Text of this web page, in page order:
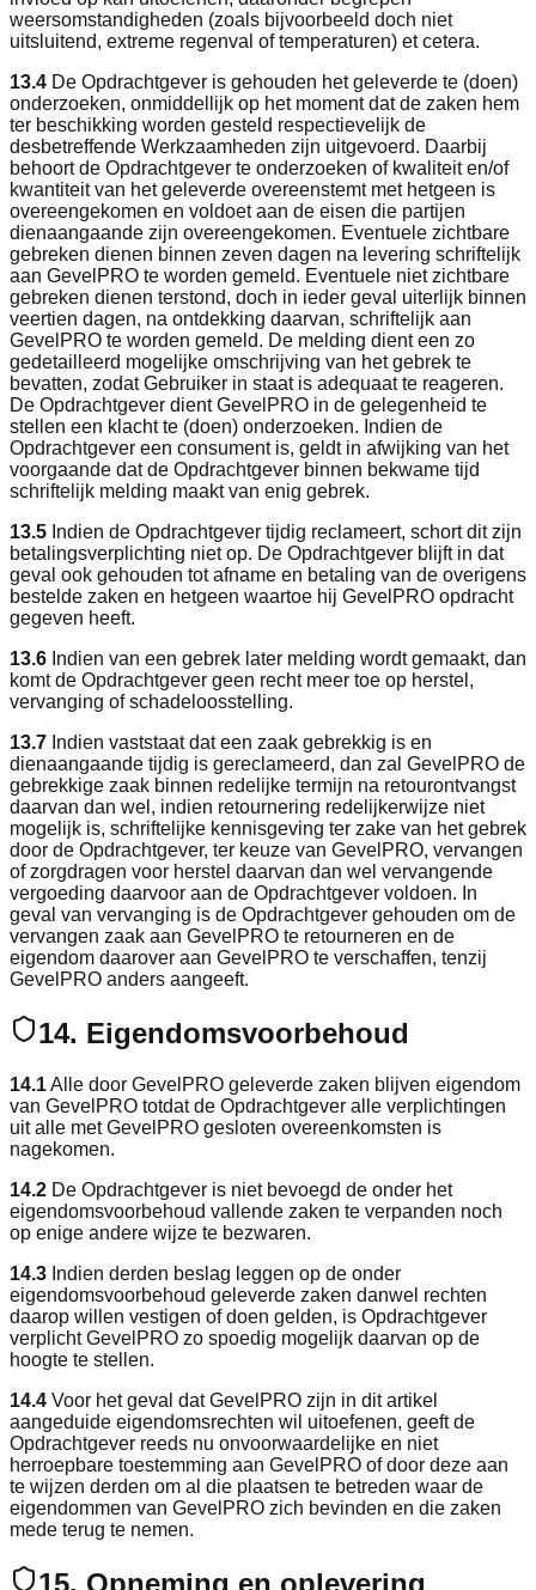
weersomstandigheden (zoals bijvoorbeeld doch niet
uitsluitend, extreme regenval of temperaturen) et cetera.
13.4 De Opdrachtgever is gehouden het geleverde te (doen)
onderzoeken, onmiddellijk op het moment dat de zaken hem
ter beschikking worden gesteld respectievelijk de
desbetreffende Werkzaamheden zijn uitgevoerd. Daarbij
behoort de Opdrachtgever te onderzoeken of kwaliteit en/of
kwantiteit van het geleverde overeenstemt met hetgeen is
overeengekomen en voldoet aan de eisen die partijen
dienaangaande zijn overeengekomen. Eventuele zichtbare
gebreken dienen binnen zeven dagen na levering schriftelijk
aan GevelPRO te worden gemeld. Eventuele niet zichtbare
gebreken dienen terstond, doch in ieder geval uiterlijk binnen
veertien dagen, na ontdekking daarvan, schriftelijk aan
GevelPRO te worden gemeld. De melding dient een zo
gedetailleerd mogelijke omschrijving van het gebrek te
bevatten, zodat Gebruiker in staat is adequaat te reageren.
De Opdrachtgever dient GevelPRO in de gelegenheid te
stellen een klacht te (doen) onderzoeken. Indien de
Opdrachtgever een consument is, geldt in afwijking van het
voorgaande dat de Opdrachtgever binnen bekwame tijd
schriftelijk melding maakt van enig gebrek.
13.5 Indien de Opdrachtgever tijdig reclameert, schort dit zijn
betalingsverplichting niet op. De Opdrachtgever blijft in dat
geval ook gehouden tot afname en betaling van de overigens
bestelde zaken en hetgeen waartoe hij GevelPRO opdracht
gegeven heeft.
13.6 Indien van een gebrek later melding wordt gemaakt, dan
komt de Opdrachtgever geen recht meer toe op herstel,
vervanging of schadeloosstelling.
13.7 Indien vaststaat dat een zaak gebrekkig is en
dienaangaande tijdig is gereclameerd, dan zal GevelPRO de
gebrekkige zaak binnen redelijke termijn na retourontvangst
daarvan dan wel, indien retournering redelijkerwijze niet
mogelijk is, schriftelijke kennisgeving ter zake van het gebrek
door de Opdrachtgever, ter keuze van GevelPRO, vervangen
of zorgdragen voor herstel daarvan dan wel vervangende
vergoeding daarvoor aan de Opdrachtgever voldoen. In
geval van vervanging is de Opdrachtgever gehouden om de
vervangen zaak aan GevelPRO te retourneren en de
eigendom daarover aan GevelPRO te verschaffen, tenzij
GevelPRO anders aangeeft.
14. Eigendomsvoorbehoud
14.1Alle door GevelPRO geleverde zaken blijven eigendom
van GevelPRO totdat de Opdrachtgever alle verplichtingen
uit alle met GevelPRO gesloten overeenkomsten is
nagekomen.
14.2 De Opdrachtgever is niet bevoegd de onder het
eigendomsvoorbehoud vallende zaken te verpanden noch
op enige andere wijze te bezwaren.
14.3 Indien derden beslag leggen op de onder
eigendomsvoorbehoud geleverde zaken danwel rechten
daarop willen vestigen of doen gelden, is Opdrachtgever
verplicht GevelPRO zo spoedig mogelijk daarvan op de
hoogte te stellen.
14.4 Voor het geval dat GevelPRO zijn in dit artikel
aangeduide eigendomsrechten wil uitoefenen, geeft de
Opdrachtgever reeds nu onvoorwaardelijke en niet
herroepbare toestemming aan GevelPRO of door deze aan
te wijzen derden om al die plaatsen te betreden waar de
eigendommen van GevelPRO zich bevinden en die zaken
mede terug te nemen.
15. Opneming en oplevering